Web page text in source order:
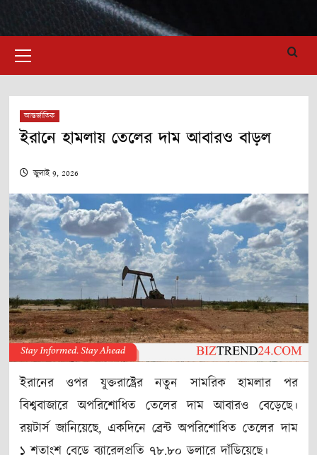
Menu
আন্তর্জাতিক
ইরানে হামলায় তেলের দাম আবারও বাড়ল
জুলাই 9, 2026
ইরানের ওপর যুক্তরাষ্ট্রের নতুন সামরিক হামলার পর
বিশ্ববাজারে অপরিশোধিত তেলের দাম আবারও বেড়েছে।
রয়টার্স জানিয়েছে, একদিনে ব্রেন্ট অপরিশোধিত তেলের দাম